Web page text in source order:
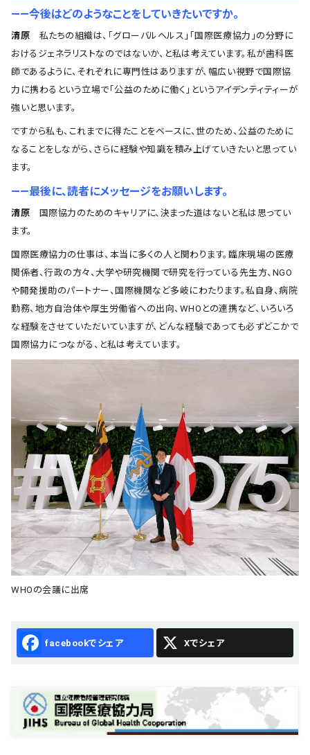
――今後はどのようなことをしていきたいですか。
清原 私たちの組織は、「グローバルヘルス」「国際医療協力」の分野に
おけるジェネラリストなのではないか、と私は考えています。私が歯科医
師であるように、それぞれに専門性はありますが、幅広い視野で国際協
力に携わるという立場で「公益のために働く」というアイデンティティーが
強いと思います。
ですから私も、これまでに得たことをベースに、世のため、公益のために
なることをしながら、さらに経験や知識を積み上げていきたいと思ってい
ます。
――最後に、読者にメッセージをお願いします。
清原 国際協力のためのキャリアに、決まった道はないと私は思ってい
ます。
国際医療協力の仕事は、本当に多くの人と関わります。臨床現場の医療
関係者、行政の方々、大学や研究機関で研究を行っている先生方、NGO
や開発援助のパートナー、国際機関など多岐にわたります。私自身、病院
勤務、地方自治体や厚生労働省への出向、WHOとの連携など、いろいろ
な経験をさせていただいていますが、どんな経験であっても必ずどこかで
国際協力につながる、と私は考えています。
WHOの会議に出席
Facebook X